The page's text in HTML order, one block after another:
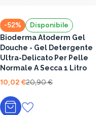
-52% Disponibile
Bioderma Atoderm Gel
Douche - Gel Detergente
Ultra-Delicato Per Pelle
Normale A Secca 1 Litro
10,02 €20,90 €
Aggiungi al carrello